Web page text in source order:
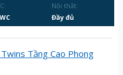
Nội thất:
Đầy đủ
Tầng Cao Phong